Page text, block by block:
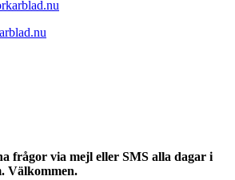
frågor via mejl eller SMS alla dagar i
Välkommen.